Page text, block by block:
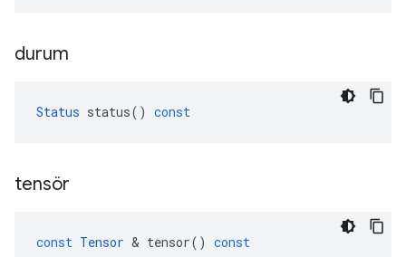
durum
Status status() const
tensör
const Tensor & tensor() const